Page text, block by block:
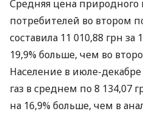
Средняя цена природного
потребителей во втором
составила 11 010,88 грн
19,9% больше, чем во
Население в июле-
газ в среднем по 8 134,07
на 16,9% больше, чем в